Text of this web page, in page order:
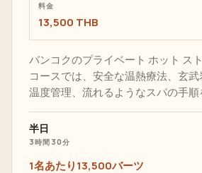
料金
13,500 THB
バンコクのプライベート ホット ス
コースでは、安全な温熱療法、玄武
温度管理、流れるようなスパの手順
半日
3時間30分
1名あたり13,500バーツ